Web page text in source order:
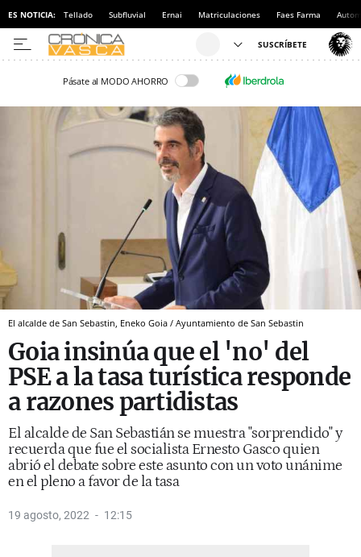
ES NOTICIA: Tellado Subfluvial Ernai Matriculaciones Faes Farma
Pásate al MODO AHORRO
El alcalde de San Sebastin, Eneko Goia / Ayuntamiento de San Sebastin
Goia insinúa que el 'no' del
PSE a la tasa turística responde
a razones partidistas
El alcalde de San Sebastián se muestra "sorprendido" y
recuerda que fue el socialista Ernesto Gasco quien
abrió el debate sobre este asunto con un voto unánime
en el pleno a favor de la tasa
19 agosto, 2022 12:15